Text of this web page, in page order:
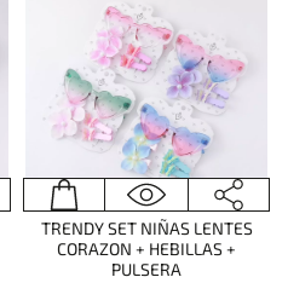
TRENDY SET NIÑAS LENTES
CORAZON + HEBILLAS +
PULSERA